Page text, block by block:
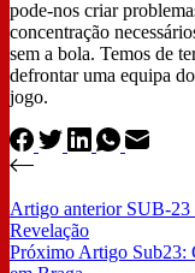
pode-nos criar
concentração
sem a bola. Temos de
defrontar uma equipa
jogo.
Artigo anterior SUB-23
Revelação
Próximo Artigo Sub23: